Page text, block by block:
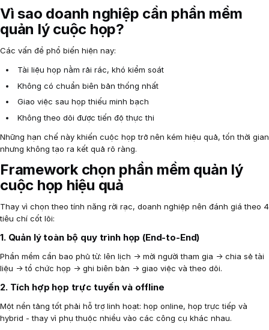
Vì sao doanh nghiệp cần phần mềm
quản lý cuộc họp?
Các vấn đề phổ biến hiện nay:
Tài liệu họp nằm rải rác, khó kiểm soát
Không có chuẩn biên bản thống nhất
Giao việc sau họp thiếu minh bạch
Không theo dõi được tiến độ thực thi
Những hạn chế này khiến cuộc họp trở nên kém hiệu quả, tốn thời gian
nhưng không tạo ra kết quả rõ ràng.
Framework chọn phần mềm quản lý
cuộc họp hiệu quả
Thay vì chọn theo tính năng rời rạc, doanh nghiệp nên đánh giá theo 4
tiêu chí cốt lõi:
1. Quản lý toàn bộ quy trình họp (End-to-End)
Phần mềm cần bao phủ từ: lên lịch → mời người tham gia → chia sẻ tài
liệu → tổ chức họp → ghi biên bản → giao việc và theo dõi.
2. Tích hợp họp trực tuyến và offline
Một nền tảng tốt phải hỗ trợ linh hoạt: họp online, họp trực tiếp và
hybrid - thay vì phụ thuộc nhiều vào các công cụ khác nhau.